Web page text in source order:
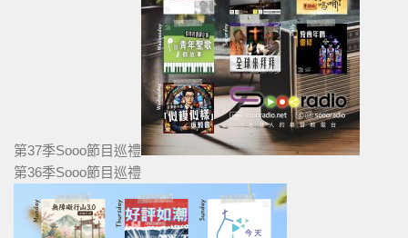
第37季Sooo節目巡禮
第36季Sooo節目巡禮